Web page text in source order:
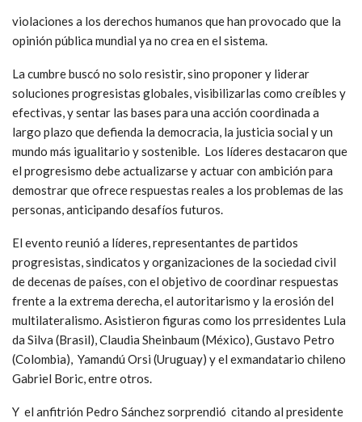
violaciones a los derechos humanos que han provocado que la
opinión pública mundial ya no crea en el sistema.
La cumbre buscó no solo resistir, sino proponer y liderar
soluciones progresistas globales, visibilizarlas como creíbles y
efectivas, y sentar las bases para una acción coordinada a
largo plazo que defienda la democracia, la justicia social y un
mundo más igualitario y sostenible. Los líderes destacaron que
el progresismo debe actualizarse y actuar con ambición para
demostrar que ofrece respuestas reales a los problemas de las
personas, anticipando desafíos futuros.
El evento reunió a líderes, representantes de partidos
progresistas, sindicatos y organizaciones de la sociedad civil
de decenas de países, con el objetivo de coordinar respuestas
frente a la extrema derecha, el autoritarismo y la erosión del
multilateralismo. Asistieron figuras como los prresidentes Lula
da Silva (Brasil), Claudia Sheinbaum (México), Gustavo Petro
(Colombia), Yamandú Orsi (Uruguay) y el exmandatario chileno
Gabriel Boric, entre otros.
Y el anfitrión Pedro Sánchez sorprendió citando al presidente